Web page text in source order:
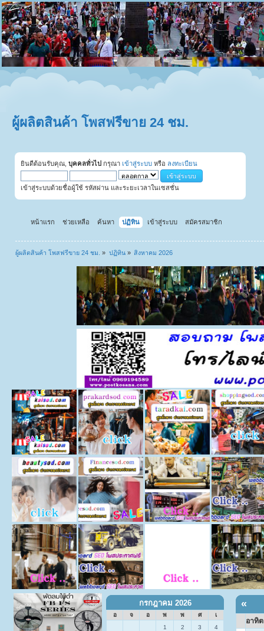
ผู้ผลิตสินค้า โพสฟรีขาย 24 ชม.
ยินดีต้อนรับคุณ, บุคคลทั่วไป กรุณา เข้าสู่ระบบ หรือ ลงทะเบียน
เข้าสู่ระบบด้วยชื่อผู้ใช้ รหัสผ่าน และระยะเวลาในเซสชั่น
หน้าแรก ช่วยเหลือ ค้นหา ปฏิทิน เข้าสู่ระบบ สมัครสมาชิก
ผู้ผลิตสินค้า โพสฟรีขาย 24 ชม. » ปฏิทิน» สิงหาคม 2026
กรกฎาคม 2026
อ จ อ พ พ ศ
เ
1
2 3 4
«
อาทิ